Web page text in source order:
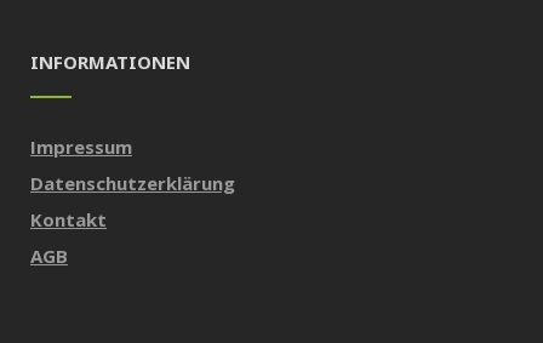
INFORMATIONEN
Impressum
Datenschutzerklärung
Kontakt
AGB